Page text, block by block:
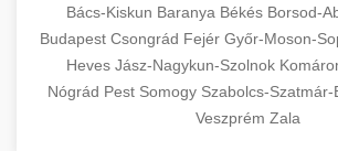
Bács-Kiskun Baranya Békés Borsod-
Budapest Csongrád Fejér Győr-Moson-
Heves Jász-Nagykun-Szolnok
Nógrád Pest Somogy Szabolcs-Szatmár-
Veszprém Zala